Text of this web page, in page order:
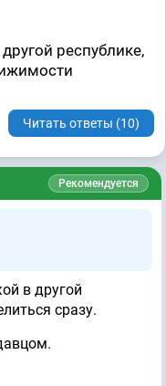
другой республике,
Читать ответы (10)
Рекомендуется
в другой
сразу.